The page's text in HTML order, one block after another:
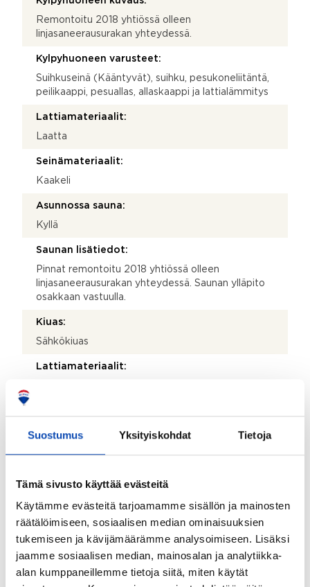
Suostumus Yksityiskohdat Tietoja
Tämä sivusto käyttää evästeitä
Käytämme evästeitä tarjoamamme sisällön ja mainosten
räätälöimiseen, sosiaalisen median ominaisuuksien
tukemiseen ja kävijämäärämme analysoimiseen. Lisäksi
jaamme sosiaalisen median, mainosalan ja analytiikka-
alan kumppaneillemme tietoja siitä, miten käytät
Remontoitu 2018 yhtiössä olleen
linjasaneerausurakan yhteydessä.
Kylpyhuoneen varusteet:
Suihkuseinä (Kääntyvät), suihku, pesukoneliitäntä,
peilikaappi, pesuallas, allaskaappi ja lattialämmitys
Lattiamateriaalit:
Laatta
Seinämateriaalit:
Kaakeli
Asunnossa sauna:
Kyllä
Saunan lisätiedot:
Pinnat remontoitu 2018 yhtiössä olleen
linjasaneerausurakan yhteydessä. Saunan ylläpito
osakkaan vastuulla.
Kiuas:
Sähkökiuas
Lattiamateriaalit:
Kaakeli
WC:n lisätiedot:
linjasaneerausurakan yhteydessä.
WC:iden lukumäärä:
Lattiamateriaalit:
Laatta